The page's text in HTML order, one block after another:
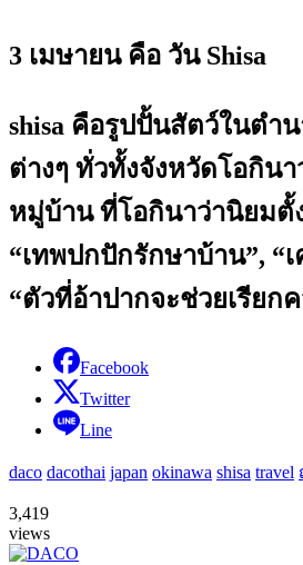
3 เมษายน คือ วัน Shisa
shisa คือรูปปั้นสัตว์ในตำ
ต่างๆ ทั่วทั้งจังหวัดโอกินา
หมู่บ้าน ที่โอกินาว่านิยมตั้
“เทพปกปักรักษาบ้าน”, “
“ตัวที่อ้าปากจะช่วยเรีย
Facebook
Twitter
Line
daco dacothai japan okinawa shisa travel
3,419
views